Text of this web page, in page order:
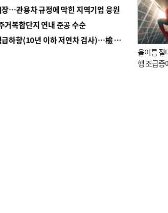
…관용차 규정에 막힌 지역기업 응원
복합단지 연내 준공 수순
■ 검사 신분 버리고 직급하향(10년 이하 저연차 검사)…檢 중수청행 기피
올여름
행 조급증